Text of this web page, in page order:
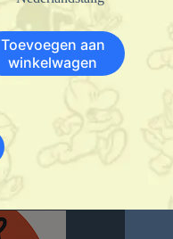
Toevoegen aan
winkelwagen